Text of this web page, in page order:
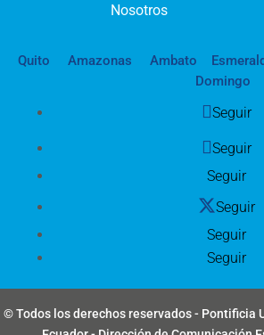
Nosotros
Quito Amazonas Ambato
Domingo
Seguir
Seguir
Seguir
Seguir
Seguir
Seguir
© Todos los derechos reservados - Pontificia